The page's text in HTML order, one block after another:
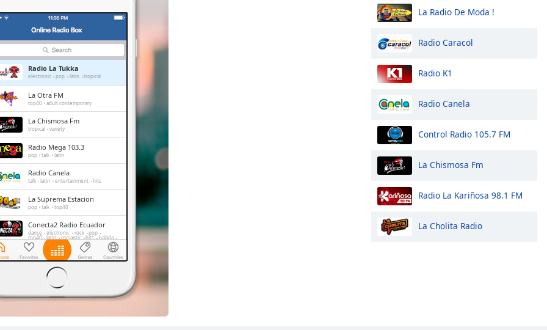
Radio La Tukka
electronic pop latin tropical
La Otra FM
top40 adult contemporary
La Chismosa Fm
tropical variety
Radio Mega 103.3
pop talk latin
Radio Canela
talk latin entertainment hits
La Suprema Estacion
pop talk top40
Conecta2 Radio Ecuador
dance electronic rock pop
top40 latin romantic hits balada
radio dj
La Radio Redonda
talk sports
Disney Ecuador
La Radio De Moda !
Radio Caracol
Radio K1
Radio Canela
Control Radio 105.7 FM
La Chismosa Fm
Radio La Kariñosa 98.1 FM
La Cholita Radio